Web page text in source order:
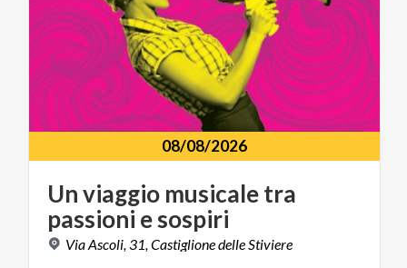
08/08/2026
Unviaggio musicaletra
passioni esospiri
ViaAscoli,31,CastiglionedelleStiviere